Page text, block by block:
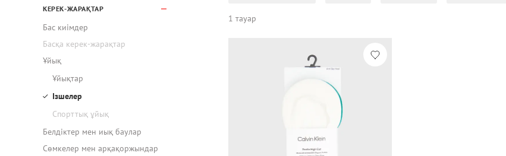
КЕРЕК-ЖАРАҚТАР
Бас киімдер
Басқа керек-жарақтар
Ұйық
Ұйықтар
Ізшелер
Спорттық ұйық
Белдіктер мен иық баулар
Сөмкелер мен арқақоржындар
1 тауар